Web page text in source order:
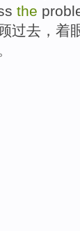
the
过去 ， 着
。